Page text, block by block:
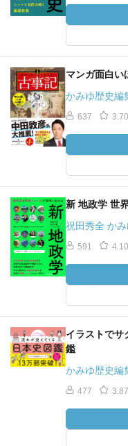
マンガ面白い
かみゆ歴史編
637 3.70
新 地政学 世
祝田秀全 か
591 4.10
イラストでサ
鑑
かみゆ歴史編
477 3.87